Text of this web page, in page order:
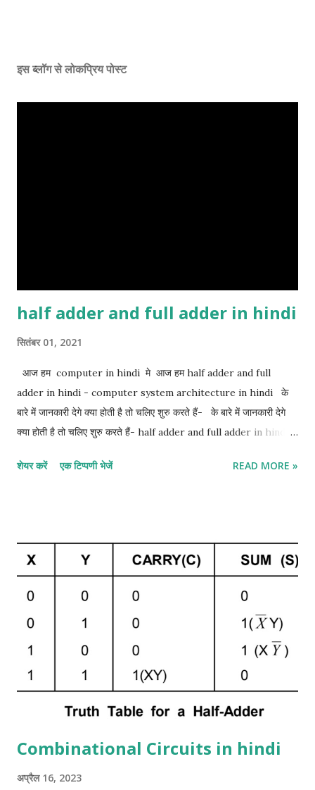
इस ब्लॉग से लोकप्रिय पोस्ट
half adder and full adder in hindi
सितंबर 01, 2021
आज हम computer in hindi मे आज हम half adder and full
adder in hindi - computer system architecture in hindi के
बारे में जानकारी देगे क्या होती है तो चलिए शुरु करते हैं- के बारे में जानकारी देगे
क्या होती है तो चलिए शुरु करते हैं- half adder and full adder in hindi:-
hindi:- half adder सबसे basic digital arithmetic circuit 2
Specified करना आवश्यक है क्योंकि 1 + 1 का योग बाइनरी 10 है, जिसमें दो अंक
हैं। हम दो इनपुट वेरिएबल्स के लिए x और y और दो आउटपुट वेरिएबल के लिए S
कि दोनों इनपुट 1 न हों। S आउटपुट योग के कम से कम महत्वपूर्ण बिट ...
शेयर करें एक टिप्पणी भेजें READ MORE »
Combinational Circuits in hindi
अप्रैल 16, 2023